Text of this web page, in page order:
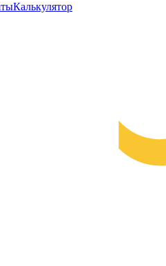
Калькулятор